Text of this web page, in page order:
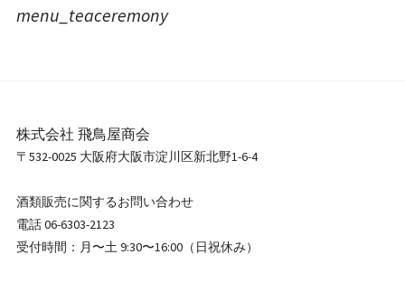
ナ
ョ
ン
menu_teaceremony
株式会社 飛鳥屋商会
〒532-0025 大阪府大阪市淀川区新北野1-6-4
酒類販売に関するお問い合わせ
電話 06-6303-2123
受付時間：月〜土 9:30〜16:00（日祝休み）